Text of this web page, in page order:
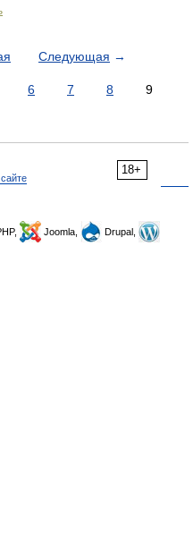
Следующая →
6 7 8
9
18+
Joomla,
Drupal,